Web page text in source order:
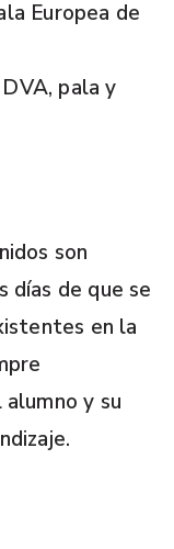
Europea de
pala y
son
días de que se
en la
y su